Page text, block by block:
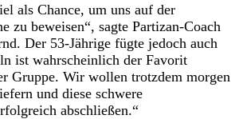
als Chance, um uns auf der
zu beweisen“, sagte Partizan-Coach
Der 53-Jährige fügte jedoch auch
ist wahrscheinlich der Favorit
Gruppe. Wir wollen trotzdem morgen
und diese schwere
abschließen.“